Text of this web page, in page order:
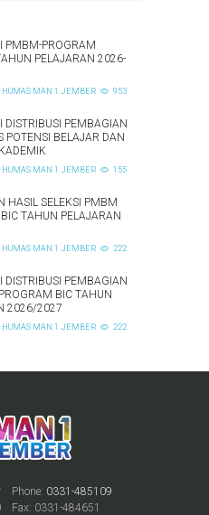
PMBM-PROGRAM
PELAJARAN 2026-
HUMAS MAN 1 JEMBER 953
DISTRIBUSI PEMBAGIAN
POTENSI BELAJAR DAN
HUMAS MAN 1 JEMBER 155
HASIL SELEKSI PMBM
TAHUN PELAJARAN
HUMAS MAN 1 JEMBER 222
DISTRIBUSI PEMBAGIAN
BIC TAHUN
2026/2027
HUMAS MAN 1 JEMBER 222
Phone: 0331-485109
Fax: 0331-484651